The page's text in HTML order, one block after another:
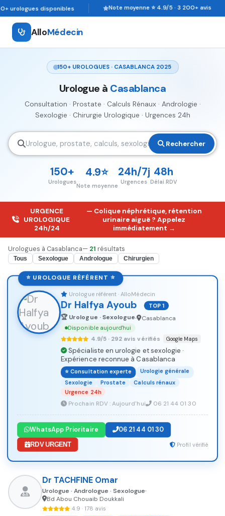
disponibles Note moyenne ⭐ 4.9/5 · 3 200+ avis
AlloMédecin
150+ UROLOGUES · CASABLANCA 2025
Urologue à Casablanca
Consultation · Prostate · Calculs Rénaux · Andrologie ·
Sexologie · Chirurgie Urologique · Urgences 24h
Rechercher
150+
Urologues
4.9⭐
Note moyenne
24h/7j
Urgences
48h
Délai RDV
URGENCE
UROLOGIQUE
24h/24
— Colique néphrétique, rétention
urinaire aiguë ? Appelez
immédiatement →
Urologues à Casablanca— 21 résultats
Tous Sexologue Andrologue Chirurgien
⭐ UROLOGUE RÉFÉRENT ⭐
Urologue référent · AlloMédecin
Dr Halfya Ayoub TOP 1
🏆 Urologue · Sexologue• Casablanca
Disponible aujourd'hui
4.9/5 · 292 avis vérifiés Google Maps
Spécialiste en urologie et sexologie ·
Expérience reconnue à Casablanca
⭐ Consultation experte
Urologie générale
Sexologie
Prostate
Calculs rénaux
Urgence 24h
Prochain RDV : Aujourd'hui 06 21 44 01 30
WhatsApp Prioritaire 06 21 44 01 30
RDV URGENT Profil vérifié
Dr TACHFINE Omar
Urologue · Andrologue · Sexologue•
Bd Abou Chouaib Doukkali
4.9 · 178 avis